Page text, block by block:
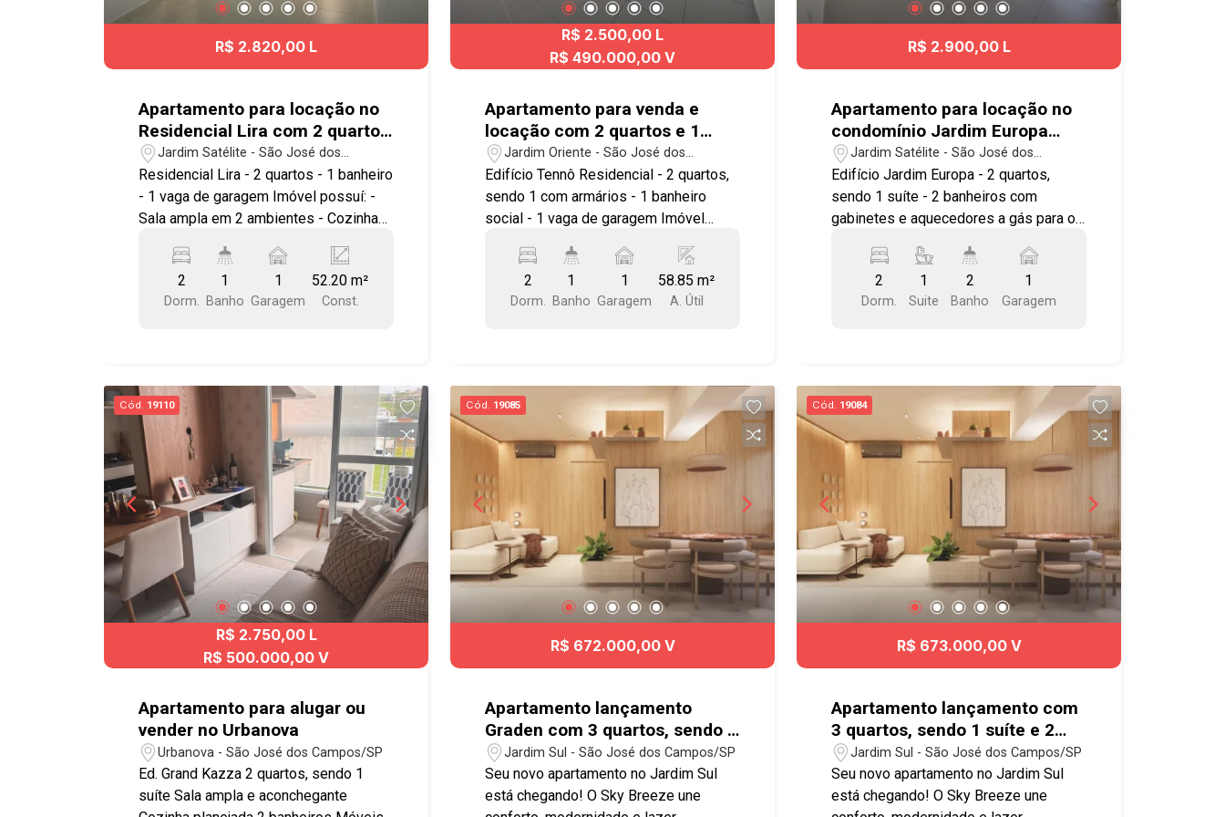
#JardimSãoDimas
R$ 2.820,00 L
Apartamento para locação no
Residencial Lira com 2 quartos
e 1 vaga de garagem - 52m² -
Jardim Satélite - SJC
Jardim Satélite - São José dos
Campos/SP
Residencial Lira - 2 quartos - 1 banheiro
- 1 vaga de garagem Imóvel possuí: -
Sala ampla em 2 ambientes - Cozinha
em 3 ambientes - Área de Serviço com
armários - Armários em um dos quartos
- Varanda com vista livre - Apartamento
mercado Tenta Atacado, Atacadão,
próximo ao parque João do Pulo e com
fácil acesso a Dutra e anel viário.
Agende a sua visita agora mesmo.
#Apartamento #Locacao #SJC
#geracaoimoveis #aptoSJC #elevador
2
Dorm.
1
Banho
1
Garagem
52.20 m²
Const.
R$ 2.500,00 L
R$ 490.000,00 V
Apartamento para venda e
locação com 2 quartos e 1
vaga de garagem - 58,85 m² -
No bairro Jardim Oriente - SJC
Jardim Oriente - São José dos
Campos/SP
Edifício Tennô Residencial - 2 quartos,
sendo 1 com armários - 1 banheiro
social - 1 vaga de garagem Imóvel
Cozinha com armários planejados -
Sacada gourmet - Vista livre - Andar
alto - Área de serviço - Portaria 24
churrasqueira, área verde com
playground e quadra poliesportiva.
Bairro localizado na região Sul da
cidade, próximo do Shopping Oriente,
Supermercado Shibata, padaria,
farmácia, fácil acesso ao anel viário e
Dutra! Agende já sua visita! #imobiliaria
#geraçãoimóveis #aptolocação
#aptolocaçãoSJC #aptovenda
#aptovendaSJC #JardimOriente
2
Dorm.
1
Banho
1
Garagem
58.85 m²
A. Útil
R$ 2.900,00 L
Apartamento para locação no
condomínio Jardim Europa
com 2 quartos sendo 1 suíte -
63 m² - Jardim Satélite - SJC
Jardim Satélite - São José dos
Campos/SP
Edifício Jardim Europa - 2 quartos,
sendo 1 suíte - 2 banheiros com
gabinetes e aquecedores a gás para os
possuí: - Sala - Sacada com
churrasqueira - Cozinha Armários na
cozinha e área de serviço - Preparação
infantil), academia, salão de festas,
churrasqueira, sauna, salão de jogos,
espaço kids e playground. Excelente
localização, próximo do Vale Sul
Shopping, Supermercados (Dia,
Piratininga, Tenda, Atacadão, etc.) e
comércios em geral. Fácil acesso às
Rodovias Dutra e Tamoios, e ao
sistema viário da cidade. Agende já sua
#aptolocação #aptolocaçãoSJC
2
Dorm.
1
Suite
2
Banho
1
Garagem
Cód. 19110
R$ 2.750,00 L
R$ 500.000,00 V
Apartamento para alugar ou
vender no Urbanova
Urbanova - São José dos Campos/SP
Ed. Grand Kazza 2 quartos, sendo 1
suíte Sala ampla e aconchegante
Cód. 19085
R$ 672.000,00 V
Apartamento lançamento
Graden com 3 quartos, sendo 1
suíte e 2 vagas de garagem no
Jardim Sul - Sky Breeze
Jardim Sul - São José dos Campos/SP
Seu novo apartamento no Jardim Sul
está chegando! O Sky Breeze une
Cód. 19084
R$ 673.000,00 V
Apartamento lançamento com
3 quartos, sendo 1 suíte e 2
vagas de garagem no Jardim
Sul- São José dos Campos
Jardim Sul - São José dos Campos/SP
Seu novo apartamento no Jardim Sul
está chegando! O Sky Breeze une